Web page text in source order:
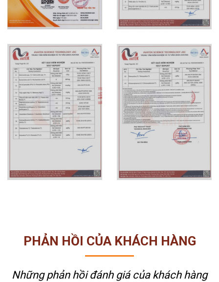
PHẢN HỒI CỦA KHÁCH HÀNG
Những phản hồi đánh giá của khách hàng